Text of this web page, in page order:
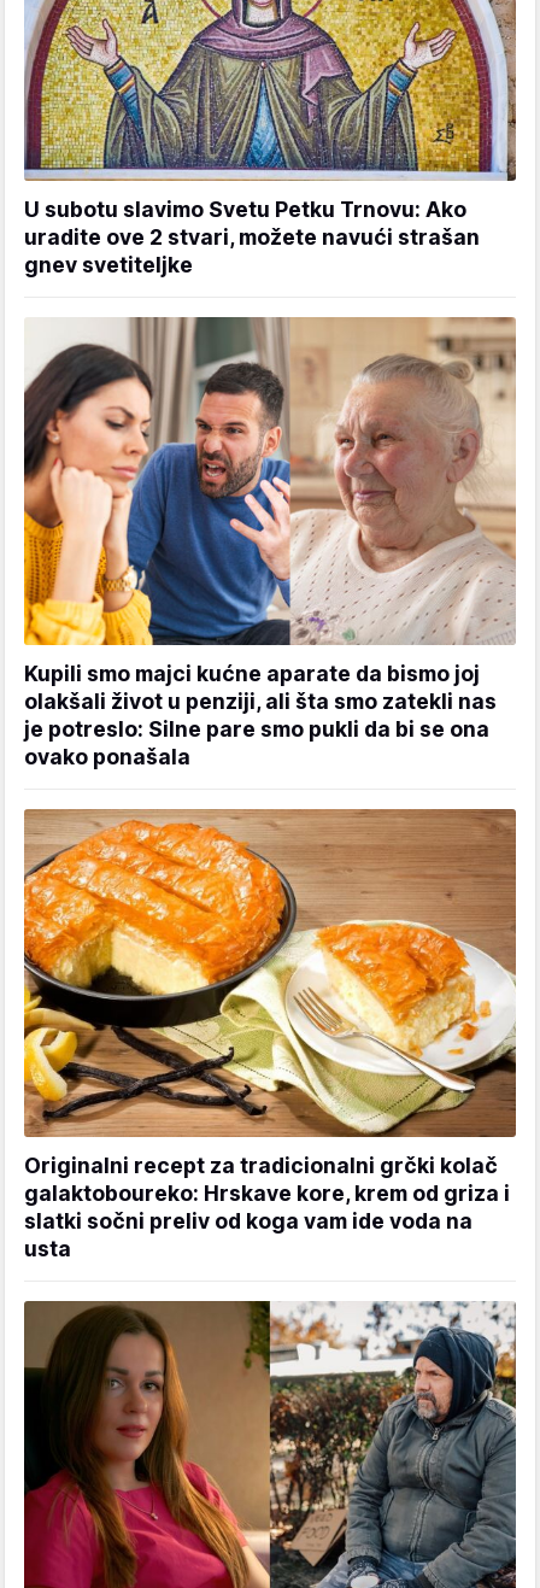
U subotu slavimo Svetu Petku Trnovu: Ako
uradite ove 2 stvari, možete navući strašan
gnev svetiteljke
Kupili smo majci kućne aparate da bismo joj
olakšali život u penziji, ali šta smo zatekli nas
je potreslo: Silne pare smo pukli da bi se ona
ovako ponašala
Originalni recept za tradicionalni grčki kolač
galaktoboureko: Hrskave kore, krem od griza i
slatki sočni preliv od koga vam ide voda na
usta